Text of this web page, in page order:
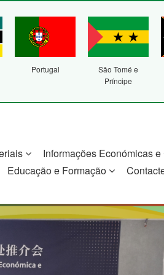
Portugal
São Tomé e
Príncipe
Informações Económicas
Educação e Formação